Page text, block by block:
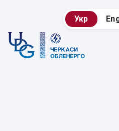
Укр